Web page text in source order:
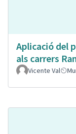
Aplicació del
als carrers
Vicente Val